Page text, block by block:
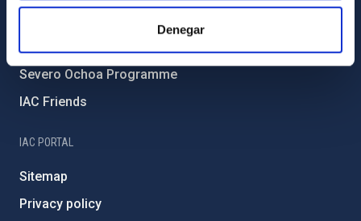
Denegar
External funding
Severo Ochoa Programme
IAC Friends
IAC PORTAL
Sitemap
Privacy policy